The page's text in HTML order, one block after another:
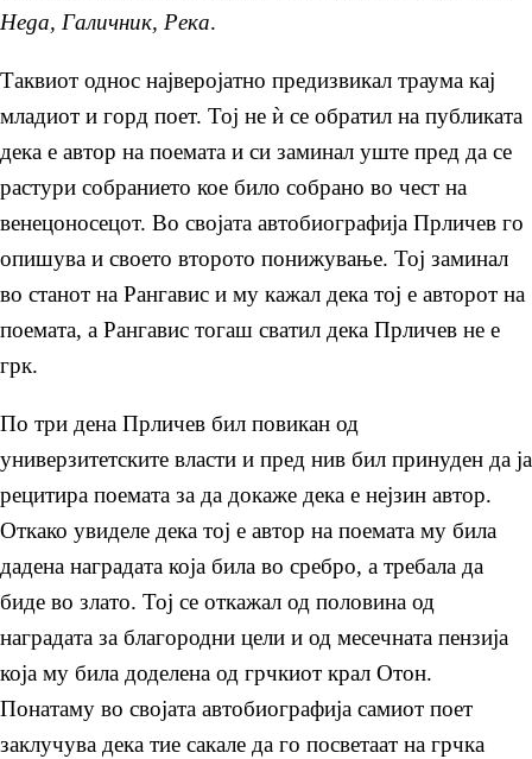
Неда, Галичник, Река.
Таквиот однос најверојатно предизвикал траума кај
младиот и горд поет. Тој не ѝ се обратил на публиката
дека е автор на поемата и си заминал уште пред да се
растури собранието кое било собрано во чест на
венецоносецот. Во својата автобиографија Прличев го
опишува и своето второто понижување. Тој заминал
во станот на Рангавис и му кажал дека тој е авторот на
поемата, а Рангавис тогаш сватил дека Прличев не е
грк.
По три дена Прличев бил повикан од
универзитетските власти и пред нив бил принуден да ја
рецитира поемата за да докаже дека е нејзин автор.
Откако увиделе дека тој е автор на поемата му била
дадена наградата која била во сребро, а требала да
биде во злато. Тој се откажал од половина од
наградата за благородни цели и од месечната пензија
која му била доделена од грчкиот крал Отон.
Понатаму во својата автобиографија самиот поет
заклучува дека тие сакале да го посветаат на грчка